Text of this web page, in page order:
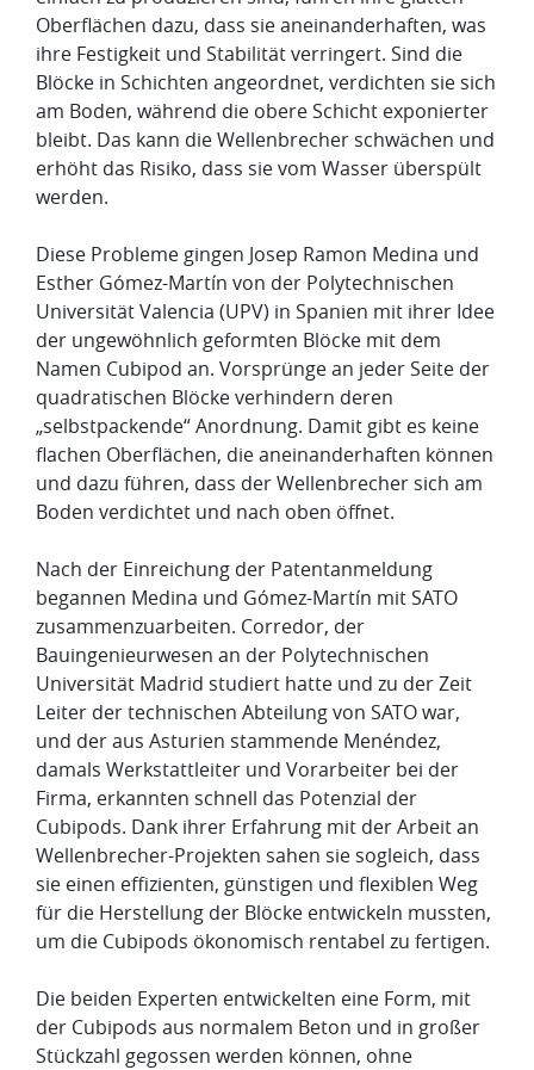
Oberflächen dazu, dass sie aneinanderhaften, was
ihre Festigkeit und Stabilität verringert. Sind die
Blöcke in Schichten angeordnet, verdichten sie sich
am Boden, während die obere Schicht exponierter
bleibt. Das kann die Wellenbrecher schwächen und
erhöht das Risiko, dass sie vom Wasser überspült
werden.
Diese Probleme gingen Josep Ramon Medina und
Esther Gómez-Martín von der Polytechnischen
Universität Valencia (UPV) in Spanien mit ihrer Idee
der ungewöhnlich geformten Blöcke mit dem
Namen Cubipod an. Vorsprünge an jeder Seite der
quadratischen Blöcke verhindern deren
„selbstpackende“ Anordnung. Damit gibt es keine
flachen Oberflächen, die aneinanderhaften können
und dazu führen, dass der Wellenbrecher sich am
Boden verdichtet und nach oben öffnet.
Nach der Einreichung der Patentanmeldung
begannen Medina und Gómez-Martín mit SATO
zusammenzuarbeiten. Corredor, der
Bauingenieurwesen an der Polytechnischen
Universität Madrid studiert hatte und zu der Zeit
Leiter der technischen Abteilung von SATO war,
und der aus Asturien stammende Menéndez,
damals Werkstattleiter und Vorarbeiter bei der
Firma, erkannten schnell das Potenzial der
Cubipods. Dank ihrer Erfahrung mit der Arbeit an
Wellenbrecher-Projekten sahen sie sogleich, dass
sie einen effizienten, günstigen und flexiblen Weg
für die Herstellung der Blöcke entwickeln mussten,
um die Cubipods ökonomisch rentabel zu fertigen.
Die beiden Experten entwickelten eine Form, mit
der Cubipods aus normalem Beton und in großer
Stückzahl gegossen werden können, ohne